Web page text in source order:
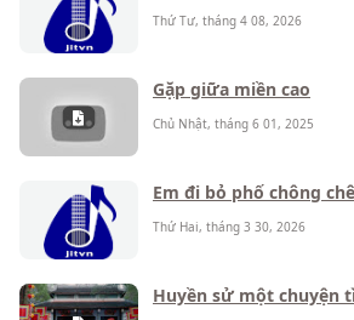
Thứ Tư, tháng 4 08, 2026
Gặp giữa miền cao
Chủ Nhật, tháng 6 01, 2025
Em đi bỏ phố chông
Thứ Hai, tháng 3 30, 2026
Huyền sử một chuyện